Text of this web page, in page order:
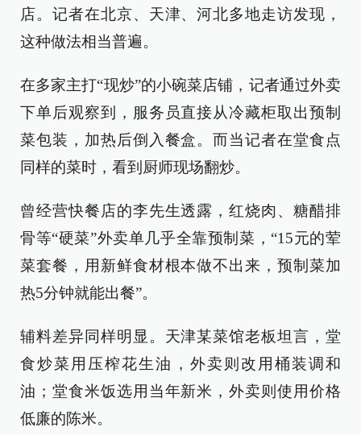
店。记者在北京、天津、河北多地走访发现，
这种做法相当普遍。
在多家主打“现炒”的小碗菜店铺，记者通过外卖
下单后观察到，服务员直接从冷藏柜取出预制
菜包装，加热后倒入餐盒。而当记者在堂食点
同样的菜时，看到厨师现场翻炒。
曾经营快餐店的李先生透露，红烧肉、糖醋排
骨等“硬菜”外卖单几乎全靠预制菜，“15元的荤
菜套餐，用新鲜食材根本做不出来，预制菜加
热5分钟就能出餐”。
辅料差异同样明显。天津某菜馆老板坦言，堂
食炒菜用压榨花生油，外卖则改用桶装调和
油；堂食米饭选用当年新米，外卖则使用价格
低廉的陈米。